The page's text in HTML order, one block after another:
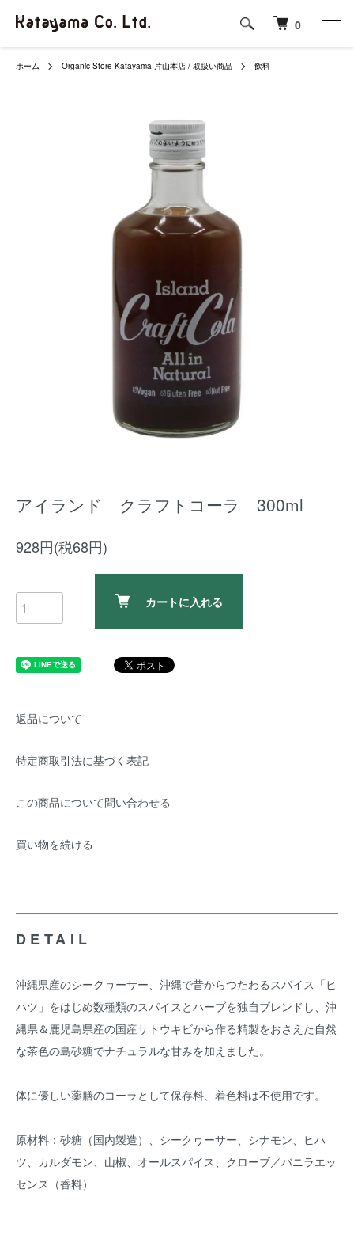
0
ホーム Organic Store Katayama 片山本店 / 取扱い商品 飲料
アイランド クラフトコーラ 300ml
928円(税68円)
カートに入れる
返品について
特定商取引法に基づく表記
この商品について問い合わせる
買い物を続ける
DETAIL
沖縄県産のシークヮーサー、沖縄で昔からつたわるスパイス「ヒ
ハツ」をはじめ数種類のスパイスとハーブを独自ブレンドし、沖
縄県＆鹿児島県産の国産サトウキビから作る精製をおさえた自然
な茶色の島砂糖でナチュラルな甘みを加えました。
体に優しい薬膳のコーラとして保存料、着色料は不使用です。
原材料：砂糖（国内製造）、シークヮーサー、シナモン、ヒハ
ツ、カルダモン、山椒、オールスパイス、クローブ／バニラエッ
センス（香料）